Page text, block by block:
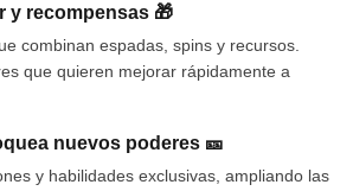
y recompensas 🎁
combinan espadas, spins y recursos.
que quieren mejorar rápidamente a
nuevos poderes 🎫
y habilidades exclusivas, ampliando las